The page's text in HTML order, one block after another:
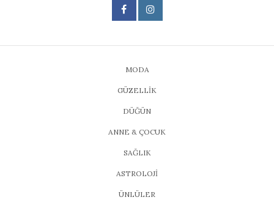
MODA
GÜZELLİK
DÜĞÜN
ANNE & ÇOCUK
SAĞLIK
ASTROLOJİ
ÜNLÜLER